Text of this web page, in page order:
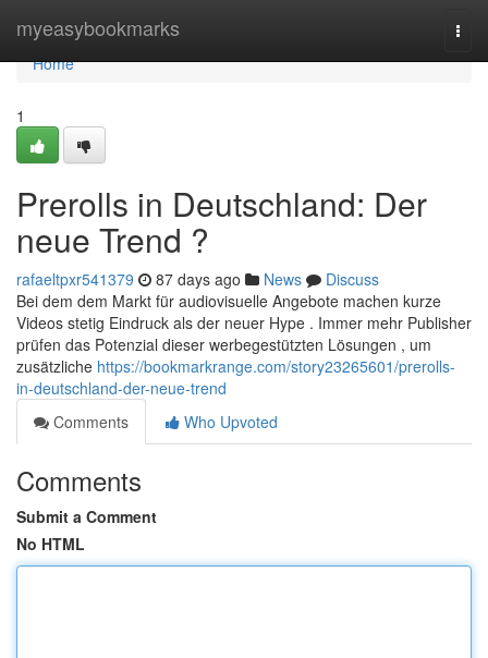
myeasybookmarks
Home
Home
1
Prerolls in Deutschland: Der
neue Trend ?
rafaeltpxr541379 87 days ago News
Discuss
Bei dem dem Markt für audiovisuelle Angebote machen kurze
Videos stetig Eindruck als der neuer Hype . Immer mehr Publisher
prüfen das Potenzial dieser werbegestützten Lösungen , um
zusätzliche https://bookmarkrange.com/story23265601/prerolls-
in-deutschland-der-neue-trend
Comments
Who Upvoted
Comments
Submit a Comment
No HTML